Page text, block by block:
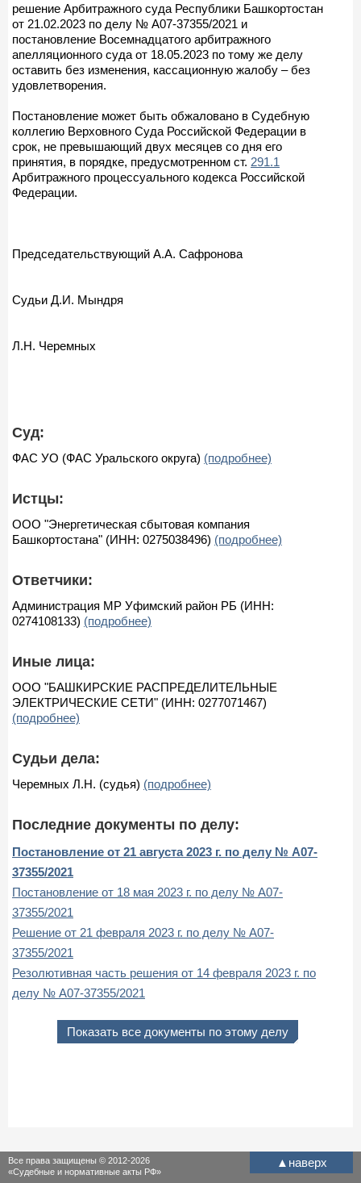
решение Арбитражного суда Республики Башкортостан
от 21.02.2023 по делу № А07-37355/2021 и
постановление Восемнадцатого арбитражного
апелляционного суда от 18.05.2023 по тому же делу
оставить без изменения, кассационную жалобу – без
удовлетворения.
Постановление может быть обжаловано в Судебную
коллегию Верховного Суда Российской Федерации в
срок, не превышающий двух месяцев со дня его
принятия, в порядке, предусмотренном ст. 291.1
Арбитражного процессуального кодекса Российской
Федерации.
Председательствующий А.А. Сафронова
Судьи Д.И. Мындря
Л.Н. Черемных
Суд:
ФАС УО (ФАС Уральского округа) (подробнее)
Истцы:
ООО "Энергетическая сбытовая компания
Башкортостана" (ИНН: 0275038496) (подробнее)
Ответчики:
Администрация МР Уфимский район РБ (ИНН:
0274108133) (подробнее)
Иные лица:
ООО "БАШКИРСКИЕ РАСПРЕДЕЛИТЕЛЬНЫЕ
ЭЛЕКТРИЧЕСКИЕ СЕТИ" (ИНН: 0277071467)
(подробнее)
Судьи дела:
Черемных Л.Н. (судья) (подробнее)
Последние документы по делу:
Постановление от 21 августа 2023 г. по делу № А07-
37355/2021
Постановление от 18 мая 2023 г. по делу № А07-
37355/2021
Решение от 21 февраля 2023 г. по делу № А07-
37355/2021
Резолютивная часть решения от 14 февраля 2023 г. по
делу № А07-37355/2021
Показать все документы по этому делу
▲ наверх
Все права защищены © 2012-2026
«Судебные и нормативные акты РФ»